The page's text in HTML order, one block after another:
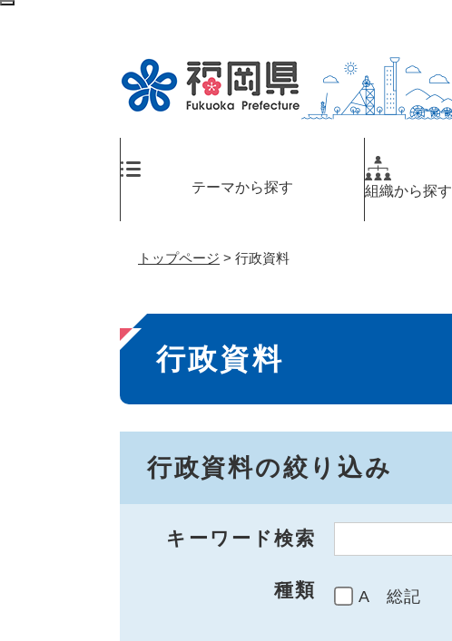
ペ
メ
テーマから探す 組織から探す
トップページ > 行政資料
本
文
行政資料
行政資料の絞り込み
キーワード検索
種類 A 総記